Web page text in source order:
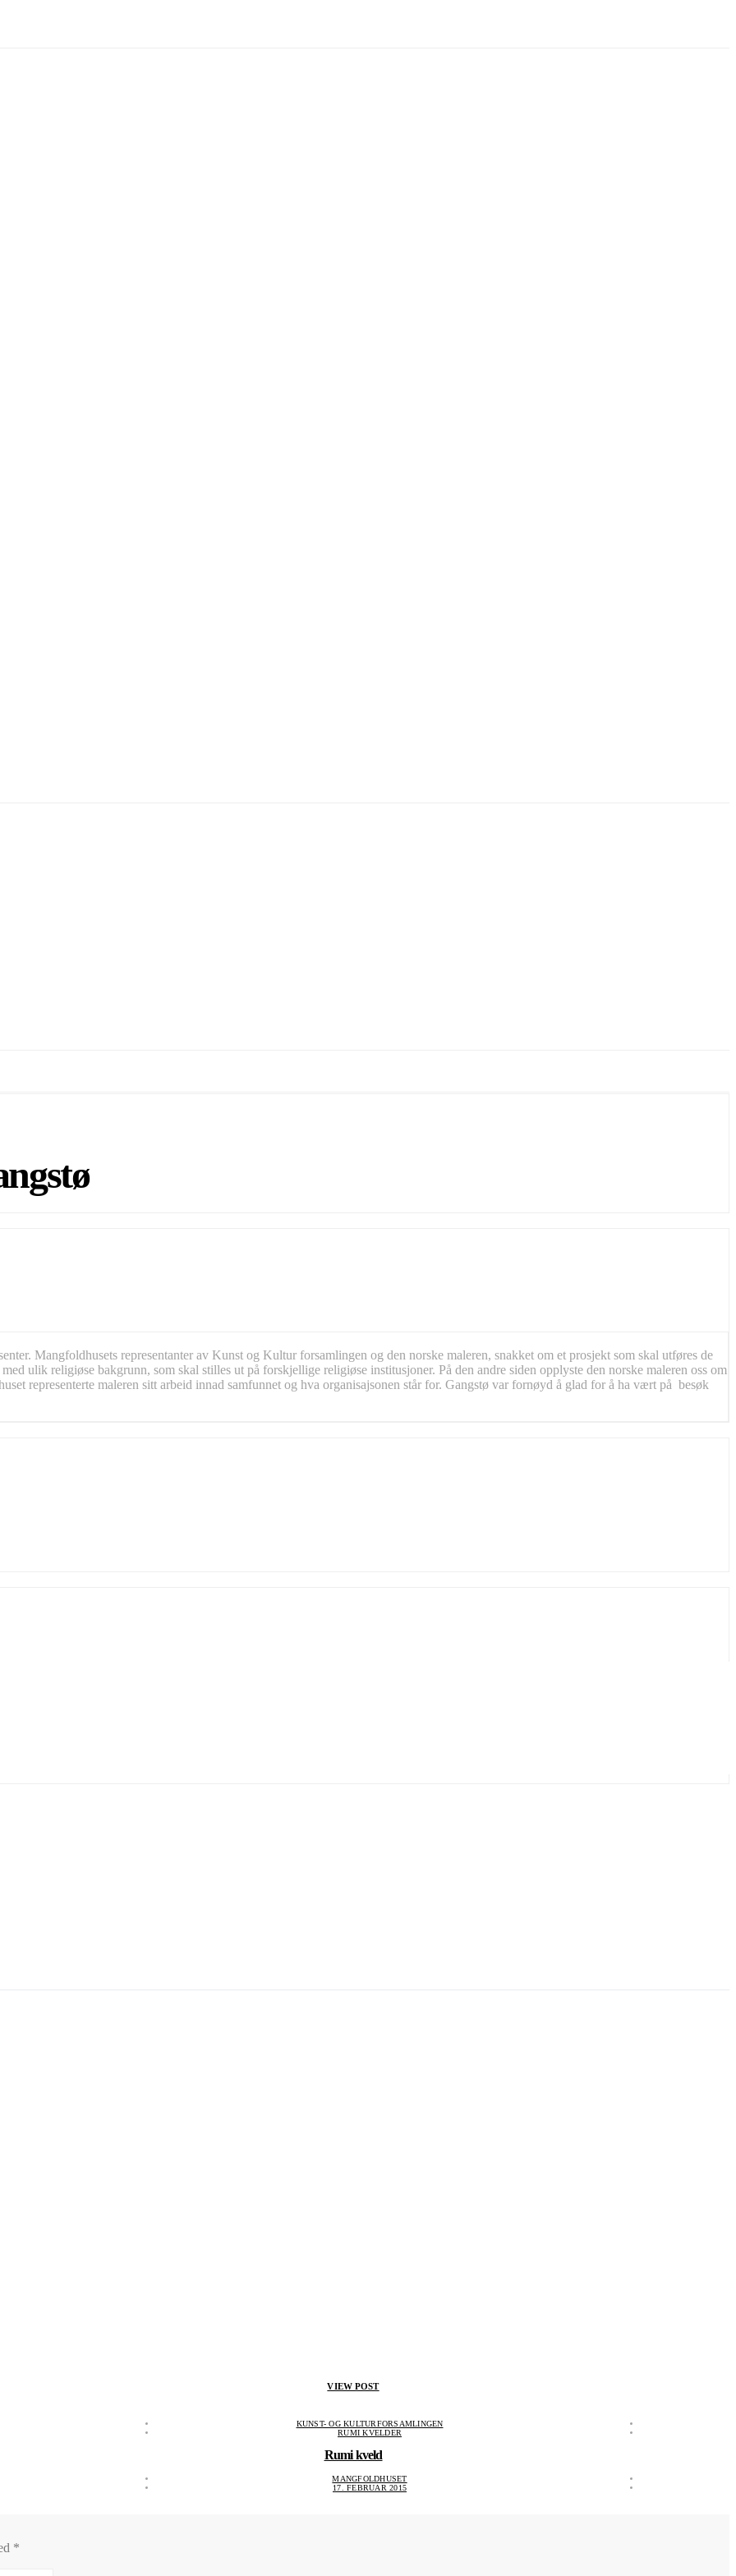
Mangfoldhusets representanter av Kunst og Kultur forsamlingen og den norske maleren, snakket om et prosjekt som skal utføres de
ulik religiøse bakgrunn, som skal stilles ut på forskjellige religiøse institusjoner. På den andre siden opplyste den norske maleren oss om
representerte maleren sitt arbeid innad samfunnet og hva organisajsonen står for. Gangstø var fornøyd å glad for å ha vært på besøk
VIEW POST
KUNST- OG KULTURFORSAMLINGEN
RUMI KVELDER
Rumi kveld
MANGFOLDHUSET
17. FEBRUAR 2015
*